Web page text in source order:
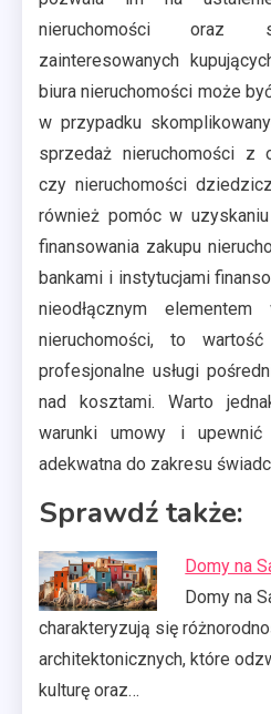
nieruchomości oraz
zainteresowanych
biura nieruchomości może
w przypadku
sprzedaż nieruchomości z
czy nieruchomości
również pomóc w
finansowania zakupu
bankami i instytucjami
nieodłącznym
nieruchomości, to
profesjonalne usługi
nad kosztami. Warto
warunki umowy i
adekwatna do zakresu
Sprawdź także:
Domy na
Domy na
charakteryzują się
architektonicznych, które
kulturę oraz…